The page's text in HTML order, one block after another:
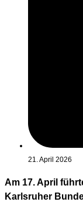
21. April 2026
Am 17. April
Karlsruher